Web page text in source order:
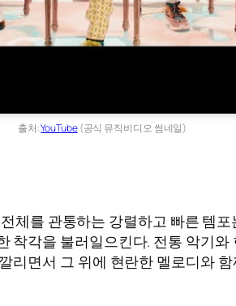
출처:YouTube(공식 뮤직비디오 썸네일)
체를 관통하는 강렬하고 빠른 템
착각을 불러일으킨다. 전통 악기
리면서 그 위에 현란한 멜로디와